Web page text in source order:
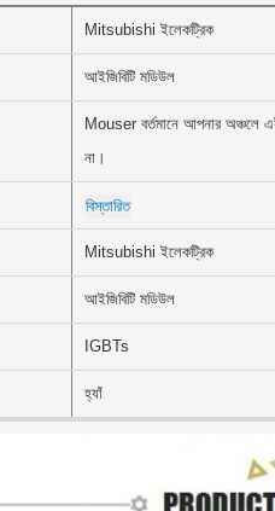
Mitsubishi ইলেকট্রিক
আইজিবিটি মডিউল
Mouser বর্তমানে আপনার অঞ্চলে
না।
বিস্তারিত
Mitsubishi ইলেকট্রিক
আইজিবিটি মডিউল
IGBTs
হ্যাঁ